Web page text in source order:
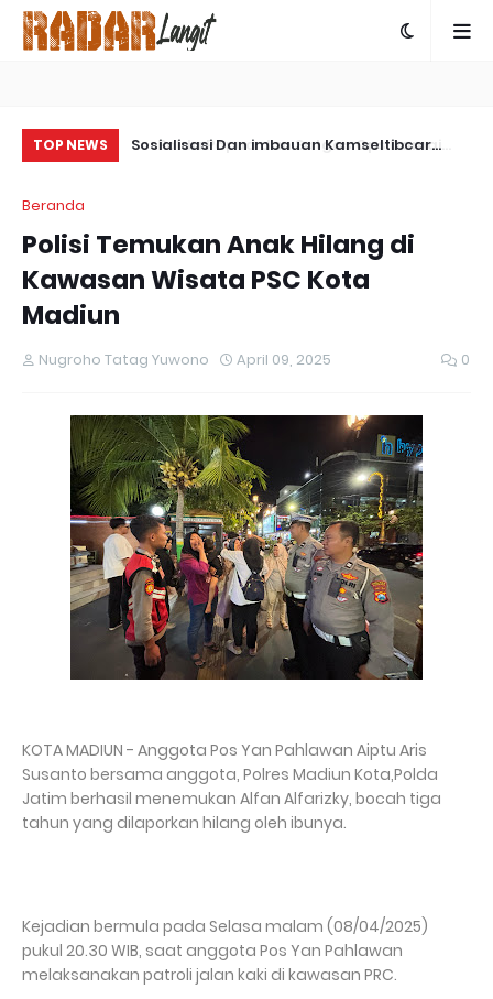
TOP NEWS
Damai
Sosialisasi Dan imbauan Kamseltibcar
Beranda
Polisi Temukan Anak Hilang di
Kawasan Wisata PSC Kota
Madiun
Nugroho Tatag Yuwono April 09, 2025 0
KOTA MADIUN - Anggota Pos Yan Pahlawan Aiptu Aris
Susanto bersama anggota, Polres Madiun Kota,Polda
Jatim berhasil menemukan Alfan Alfarizky, bocah tiga
tahun yang dilaporkan hilang oleh ibunya.
Kejadian bermula pada Selasa malam (08/04/2025)
pukul 20.30 WIB, saat anggota Pos Yan Pahlawan
melaksanakan patroli jalan kaki di kawasan PRC.